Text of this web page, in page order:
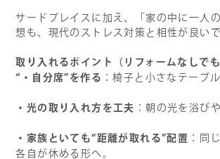
サードプレイスに加え、「家の中に一人
想も、現代のストレス対策と相性が良いで
取り入れるポイント（リフォームなしでも
“ ・自分席”を作る ：椅子と小さなテーブ
・光の取り入れ方を工夫 ：朝の光を浴び
・家族といても“距離が取れる”配置 ：同
各自が休める形へ。